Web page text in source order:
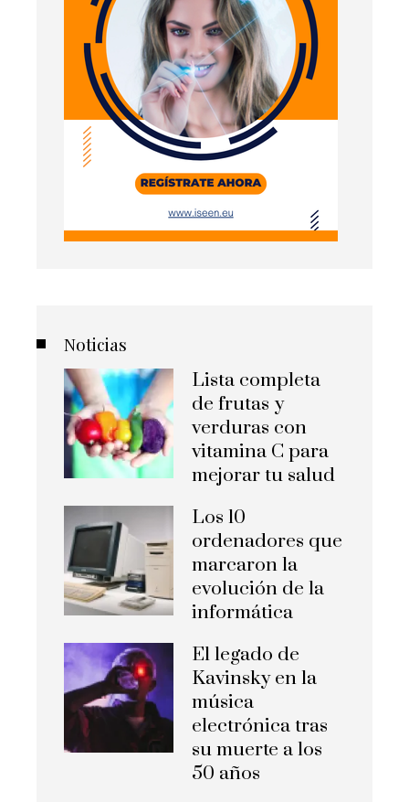
Noticias
Lista completa
de frutas y
verduras con
vitamina C para
mejorar tu salud
Los 10
ordenadores que
marcaron la
evolución de la
informática
El legado de
Kavinsky en la
música
electrónica tras
su muerte a los
50 años